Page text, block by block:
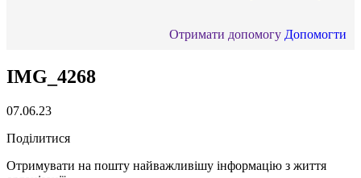
Отримати допомогу Допомогти
IMG_4268
07.06.23
Поділитися
Отримувати на пошту найважливішу інформацію з життя